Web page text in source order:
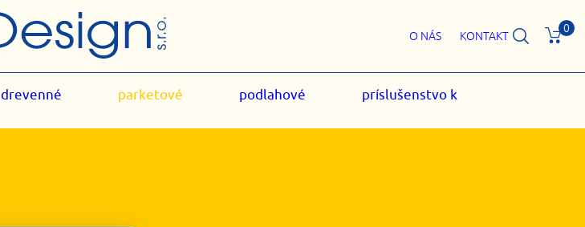
O NÁS KONTAKT
0
drevenné parketové podlahové príslušenstvo k